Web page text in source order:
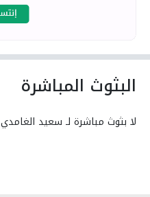
البثوث المباشرة
لا بثوث مباشرة لـ سعيد الغامدي